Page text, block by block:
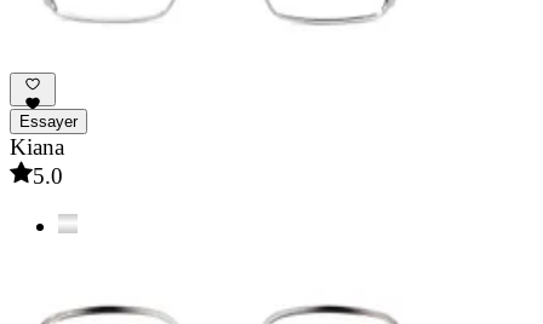
Essayer
Kiana
5.0